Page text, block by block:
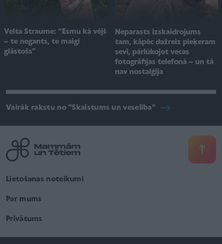
Velta Straume: “Esmu kā vējš
– te negants, te maigi
glāstošs”
Neparasts izskaidrojums
tam, kāpēc dažreiz pieķeram
sevi, pārlūkojot vecas
fotogrāfijas telefonā – un tā
nav nostalģija
Vairāk rakstu no "Skaistums un veselība"
Lietošanas noteikumi
Par mums
Privātums